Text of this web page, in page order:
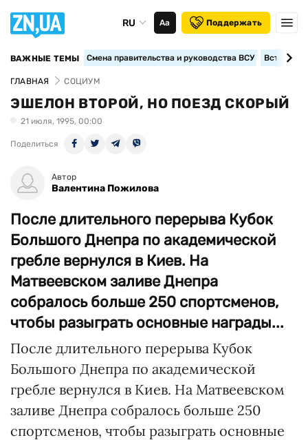
RU Аа Поддержать
ВАЖНЫЕ ТЕМЫ Смена правительства и руководства ВСУ
ГЛАВНАЯ СОЦИУМ
ЭШЕЛОН ВТОРОЙ, НО ПОЕЗД СКОРЫЙ
21 июля, 1995, 00:00
Поделиться
Автор
Валентина Пожилова
После длительного перерыва Кубок
Большого Днепра по академической
гребле вернулся в Киев. На
Матвеевском заливе Днепра
собралось больше 250 спортсменов,
чтобы разыграть основные награды...
После длительного перерыва Кубок
Большого Днепра по академической
гребле вернулся в Киев. На Матвеевском
заливе Днепра собралось больше 250
спортсменов, чтобы разыграть основные